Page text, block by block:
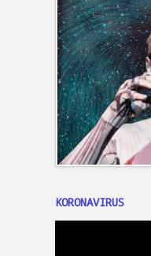
KORONAVIRUS